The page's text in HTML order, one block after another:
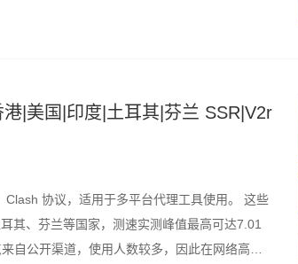
|美国|印度|土耳其|芬兰 SSR|V2r
协议，适用于多平台代理工具使用。 这些
其、芬兰等国家，测速实测峰值最高可达7.01
自公开渠道，使用人数较多，因此在网络高峰